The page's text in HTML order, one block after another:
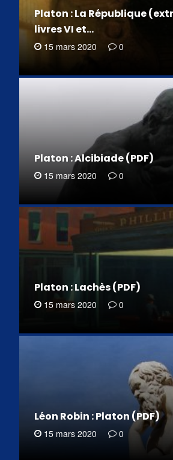
Platon : La République
livres VI et…
15 mars 2020 0
Platon : Alcibiade (PDF)
15 mars 2020 0
Platon : Lachès (PDF)
15 mars 2020 0
Léon Robin : Platon (PDF)
15 mars 2020 0